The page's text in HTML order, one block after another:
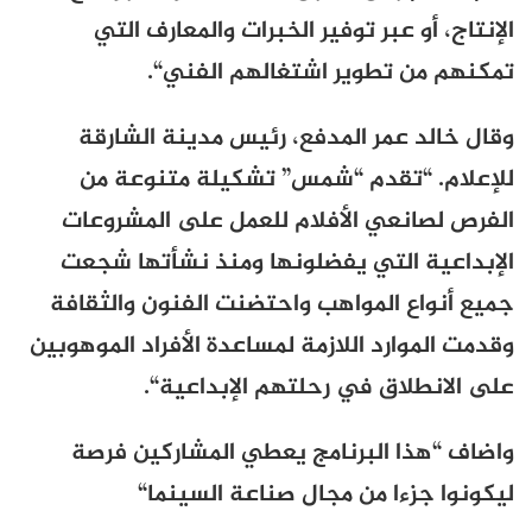
الإنتاج، أو عبر توفير الخبرات والمعارف التي
تمكنهم من تطوير اشتغالهم الفني“.
وقال خالد عمر المدفع، رئيس مدينة الشارقة
للإعلام. “تقدم “شمس” تشكيلة متنوعة من
الفرص لصانعي الأفلام للعمل على المشروعات
الإبداعية التي يفضلونها ومنذ نشأتها شجعت
جميع أنواع المواهب واحتضنت الفنون والثقافة
وقدمت الموارد اللازمة لمساعدة الأفراد الموهوبين
على الانطلاق في رحلتهم الإبداعية“.
واضاف “هذا البرنامج يعطي المشاركين فرصة
ليكونوا جزءا من مجال صناعة السينما“